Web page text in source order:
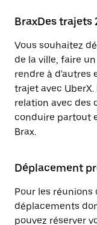
BraxDes trajets
Vous souhaitez
de la ville, faire
rendre à d'autres
trajet avec
relation avec des
conduire partout
Brax.
Déplacement
Pour les réunions
déplacements
pouvez réserver